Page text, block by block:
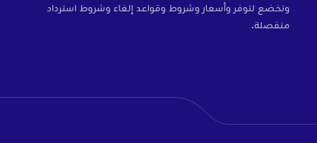
وتخضع لتوفر وأسعار وشروط وقواعد إلغاء وشروط استرداد
منفصلة.